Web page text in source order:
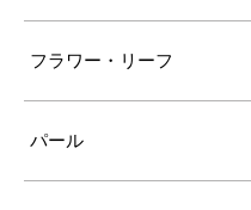
フラワー・リーフ
パール